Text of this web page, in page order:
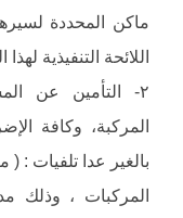
ماكن المحددة
اللائحة التنفیذیة لھذا
٢- التأمین عن
المركبة، وكافة
بالغیر عدا تلفیات : ( ماده ١١
المركبات ، وذلك